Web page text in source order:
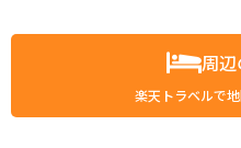
周
楽天トラベルで地